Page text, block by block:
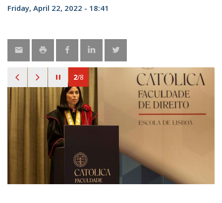
Friday, April 22, 2022 - 18:41
2/8